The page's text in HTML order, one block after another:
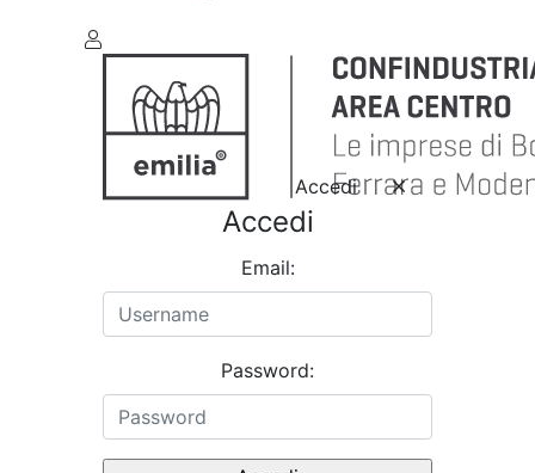
Accedi
Accedi
Email:
Password: